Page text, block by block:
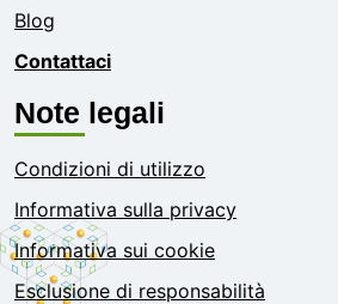
Blog
Contattaci
Note legali
Condizioni di utilizzo
Informativa sulla privacy
Informativa sui cookie
Esclusione di responsabilità